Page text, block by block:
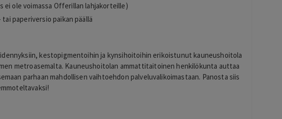
ei ole voimassa Offerillan lahjakorteille)
paperiversio paikan päällä
kestopigmentoihin ja kynsihoitoihin erikoistunut kauneushoitola
metroasemalta. Kauneushoitolan ammattitaitoinen henkilökunta auttaa
parhaan mahdollisen vaihtoehdon palveluvalikoimastaan. Panosta siis